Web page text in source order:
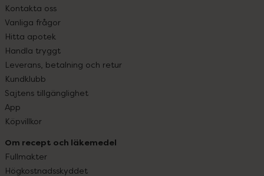
Kontakta oss
Vanliga frågor
Hitta apotek
Handla tryggt
Leverans, betalning och retur
Kundklubb
Sajtens tillgänglighet
App
Köpvillkor
Om recept och läkemedel
Fullmakter
Högkostnadsskyddet